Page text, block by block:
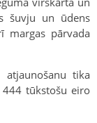
šuvju un ūdens
margas pārvada
atjaunošanu tika
444 tūkstošu eiro